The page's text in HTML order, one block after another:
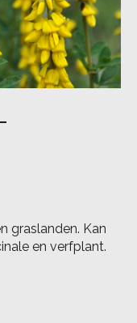
graslanden. Kan
en verfplant.